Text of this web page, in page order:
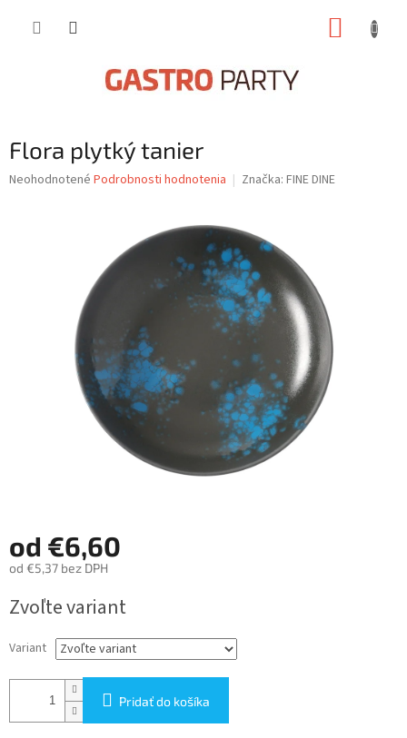
Flora plytký tanier
Priemerné
Neohodnotené Podrobnosti hodnotenia Značka: FINE DINE
od €6,60
od €5,37 bez DPH
cena:
Zvoľte variant
Variant
Pridať do košíka